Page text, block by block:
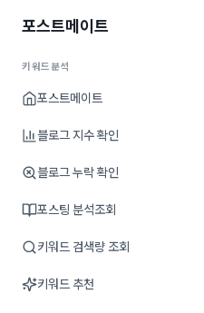
포스트메이트
키워드분석
포스트메이트
블로그 지수 확인
블로그 누락 확인
포스팅 분석조회
키워드 검색량 조회
키워드 추천